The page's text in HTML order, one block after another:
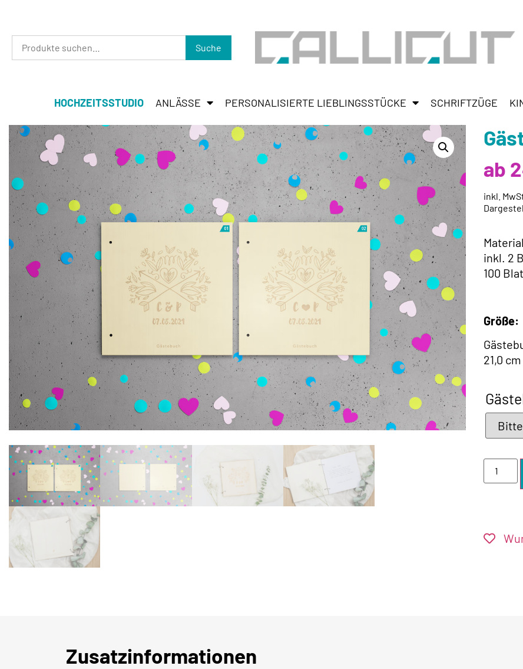
Suche
HOCHZEITSSTUDIO ANLÄSSE PERSONALISIERTE LIEBLINGSSTÜCKE SCHRIFTZÜGE
ab
inkl.
inkl. 2
100
Größe:
21,0
Zusatzinformationen